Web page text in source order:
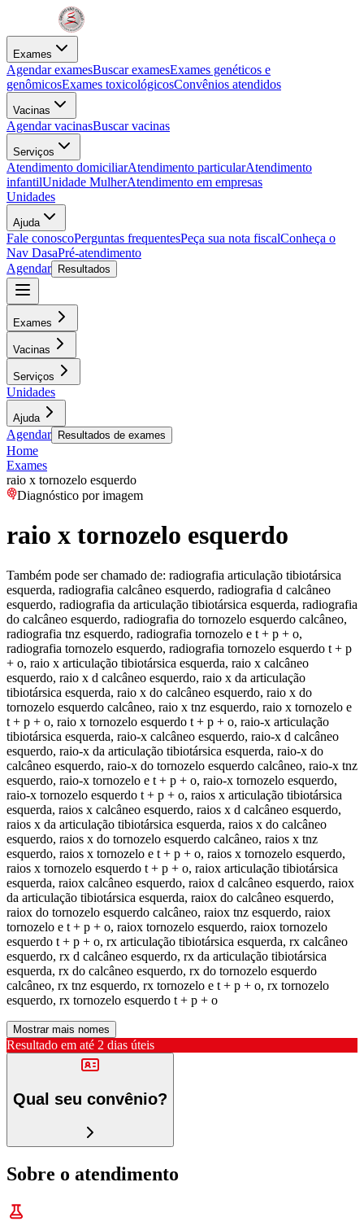
Exames
Agendar examesBuscar examesExames genéticos e
genômicosExames toxicológicosConvênios atendidos
Vacinas
Agendar vacinasBuscar vacinas
Serviços
Atendimento domiciliarAtendimento particularAtendimento
infantilUnidade MulherAtendimento em empresas
Unidades
Ajuda
Fale conoscoPerguntas frequentesPeça sua nota fiscalConheça o
Nav DasaPré-atendimento
Agendar
Resultados
Exames
Vacinas
Serviços
Unidades
Ajuda
Agendar Resultados de exames
Home
Exames
raio x tornozelo esquerdo
Diagnóstico por imagem
raio x tornozelo esquerdo
Também pode ser chamado de: radiografia articulação tibiotársica
esquerda, radiografia calcâneo esquerdo, radiografia d calcâneo
esquerdo, radiografia da articulação tibiotársica esquerda, radiografia
do calcâneo esquerdo, radiografia do tornozelo esquerdo calcâneo,
radiografia tnz esquerdo, radiografia tornozelo e t + p + o,
radiografia tornozelo esquerdo, radiografia tornozelo esquerdo t + p
+ o, raio x articulação tibiotársica esquerda, raio x calcâneo
esquerdo, raio x d calcâneo esquerdo, raio x da articulação
tibiotársica esquerda, raio x do calcâneo esquerdo, raio x do
tornozelo esquerdo calcâneo, raio x tnz esquerdo, raio x tornozelo e
t + p + o, raio x tornozelo esquerdo t + p + o, raio-x articulação
tibiotársica esquerda, raio-x calcâneo esquerdo, raio-x d calcâneo
esquerdo, raio-x da articulação tibiotársica esquerda, raio-x do
calcâneo esquerdo, raio-x do tornozelo esquerdo calcâneo, raio-x tnz
esquerdo, raio-x tornozelo e t + p + o, raio-x tornozelo esquerdo,
raio-x tornozelo esquerdo t + p + o, raios x articulação tibiotársica
esquerda, raios x calcâneo esquerdo, raios x d calcâneo esquerdo,
raios x da articulação tibiotársica esquerda, raios x do calcâneo
esquerdo, raios x do tornozelo esquerdo calcâneo, raios x tnz
esquerdo, raios x tornozelo e t + p + o, raios x tornozelo esquerdo,
raios x tornozelo esquerdo t + p + o, raiox articulação tibiotársica
esquerda, raiox calcâneo esquerdo, raiox d calcâneo esquerdo, raiox
da articulação tibiotársica esquerda, raiox do calcâneo esquerdo,
raiox do tornozelo esquerdo calcâneo, raiox tnz esquerdo, raiox
tornozelo e t + p + o, raiox tornozelo esquerdo, raiox tornozelo
esquerdo t + p + o, rx articulação tibiotársica esquerda, rx calcâneo
esquerdo, rx d calcâneo esquerdo, rx da articulação tibiotársica
esquerda, rx do calcâneo esquerdo, rx do tornozelo esquerdo
calcâneo, rx tnz esquerdo, rx tornozelo e t + p + o, rx tornozelo
esquerdo, rx tornozelo esquerdo t + p + o
Mostrar mais nomes
Resultado em até 2 dias úteis
Qual seu convênio?
Sobre o atendimento